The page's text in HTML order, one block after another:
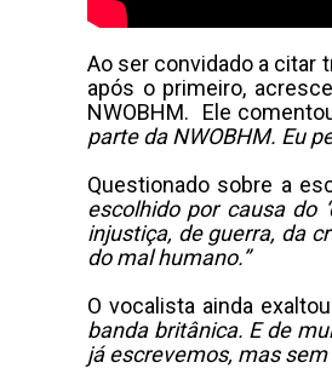
Ao ser convidado a citar
após o primeiro,
NWOBHM. Ele
parte da NWOBHM. Eu
Questionado sobre a
escolhido por causa do
injustiça, de guerra, da
do mal humano.”
O vocalista ainda
banda britânica. E de
já escrevemos, mas